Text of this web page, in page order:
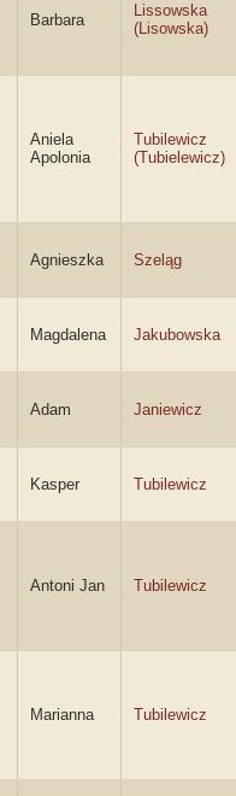
Barbara
Lissowska
(Lisowska)
Aniela
Apolonia
Tubilewicz
(Tubielewicz)
Agnieszka Szeląg
Magdalena Jakubowska
Adam Janiewicz
Kasper Tubilewicz
Antoni Jan Tubilewicz
Marianna Tubilewicz